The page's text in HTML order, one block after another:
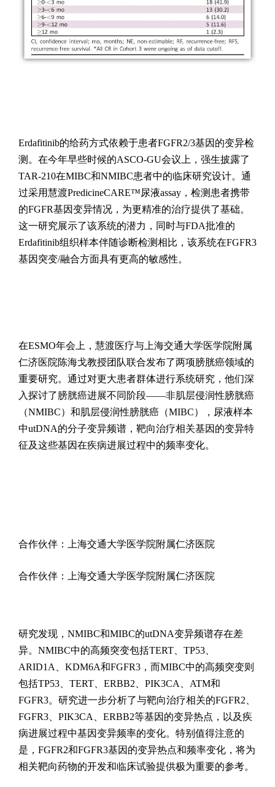
Erdafitinib的给药方式依赖于患者FGFR2/3基因的变异检
测。在今年早些时候的ASCO-GU会议上，强生披露了
TAR-210在MIBC和NMIBC患者中的临床研究设计。通
过采用慧渡PredicineCARE™尿液assay，检测患者携带
的FGFR基因变异情况，为更精准的治疗提供了基础。
这一研究展示了该系统的潜力，同时与FDA批准的
Erdafitinib组织样本伴随诊断检测相比，该系统在FGFR3
基因突变/融合方面具有更高的敏感性。
在ESMO年会上，慧渡医疗与上海交通大学医学院附属
仁济医院陈海戈教授团队联合发布了两项膀胱癌领域的
重要研究。通过对更大患者群体进行系统研究，他们深
入探讨了膀胱癌进展不同阶段——非肌层侵润性膀胱癌
（NMIBC）和肌层侵润性膀胱癌（MIBC），尿液样本
中utDNA的分子变异频谱，靶向治疗相关基因的变异特
征及这些基因在疾病进展过程中的频率变化。
合作伙伴：上海交通大学医学院附属仁济医院
合作伙伴：上海交通大学医学院附属仁济医院
研究发现，NMIBC和MIBC的utDNA变异频谱存在差
异。NMIBC中的高频突变包括TERT、TP53、
ARID1A、KDM6A和FGFR3，而MIBC中的高频突变则
包括TP53、TERT、ERBB2、PIK3CA、ATM和
FGFR3。研究进一步分析了与靶向治疗相关的FGFR2、
FGFR3、PIK3CA、ERBB2等基因的变异热点，以及疾
病进展过程中基因变异频率的变化。特别值得注意的
是，FGFR2和FGFR3基因的变异热点和频率变化，将为
相关靶向药物的开发和临床试验提供极为重要的参考。